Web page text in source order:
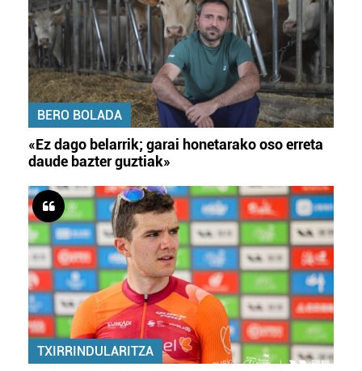
BERO BOLADA
«Ez dago belarrik; garai honetarako oso erreta
daude bazter guztiak»
TXIRRINDULARITZA